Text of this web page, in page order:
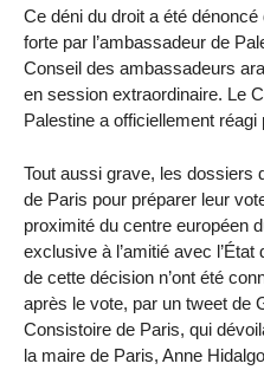
Ce déni du droit a été
forte par l’ambassadeur de
Conseil des ambassadeurs
en session extraordinaire. Le
Palestine a officiellement
Tout aussi grave, les dossiers
de Paris pour préparer leur
proximité du centre européen
exclusive à l’amitié avec
de cette décision n’ont été
après le vote, par un tweet de
Consistoire de Paris, qui
la maire de Paris, Anne